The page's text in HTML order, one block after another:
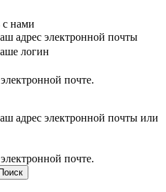
с нами
адрес электронной почты
логин
почте.
адрес электронной почты или
почте.